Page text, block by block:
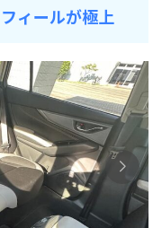
ィールが極上